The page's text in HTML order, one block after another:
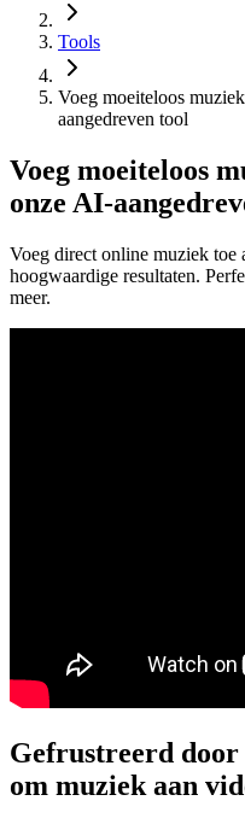
Tools
Voeg moeiteloos
aangedreven tool
Voeg moeiteloos
onze AI-
Voeg direct online muziek toe
hoogwaardige resultaten.
meer.
Gefrustreerd
om muziek aan